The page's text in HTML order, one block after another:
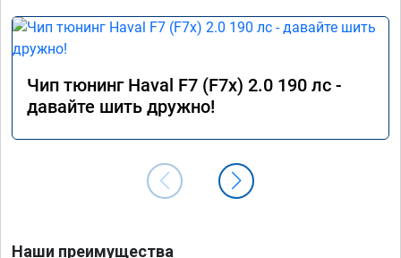
Чип тюнинг Haval F7 (F7x) 2.0 190 лс -
давайте шить дружно!
Наши преимущества